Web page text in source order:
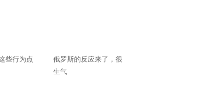
些行为点
俄罗斯的反应来了，很
生气